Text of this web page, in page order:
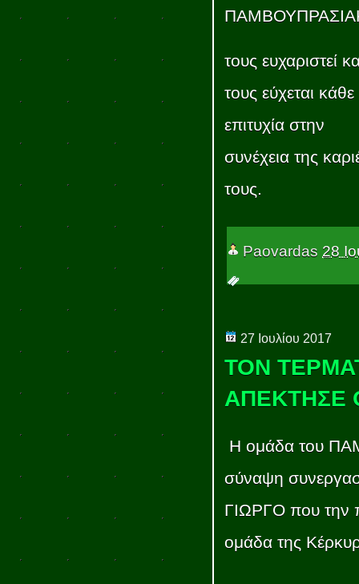
τους ευχαριστεί
τους εύχεται κάθε
επιτυχία στην
συνέχεια της
τους.
Paovardas 28
27 Ιουλίου 2017
ΤΟΝ
ΑΠΕΚΤΗΣΕ
Η ομάδα του
σύναψη
ΓΙΩΡΓΟ που την
ομάδα της